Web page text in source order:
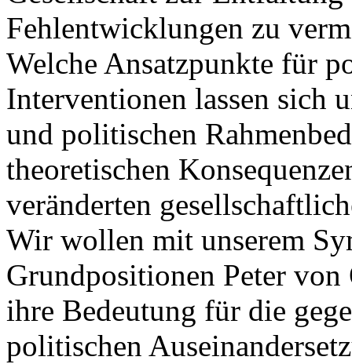
Fehlentwicklungen zu
Welche Ansatzpunkte für
Interventionen lassen sich
und politischen
theoretischen
veränderten
Wir wollen mit unserem
Grundpositionen Peter
ihre Bedeutung für die
politischen